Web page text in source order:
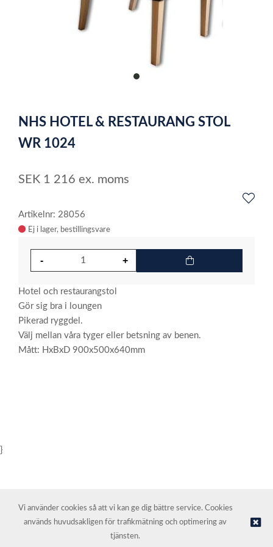
item
of
1
NHS HOTEL & RESTAURANG STOL
WR 1024
SEK 1 216 ex. moms
Artikelnr: 28056
Ej i lager
Hotel och restaurangstol
Gör sig bra i loungen
Pikerad ryggdel.
Välj mellan våra tyger eller betsning av benen.
Mått: HxBxD 900x500x640mm
}
© NORDIC HOTEL SUPPORT AS | Webbutik tillhandahålls av
Kréatif
AS
Vi använder cookies så att vi kan ge dig bättre service. Cookies
används huvudsakligen för trafikmätning och optimering av
tjänsten.